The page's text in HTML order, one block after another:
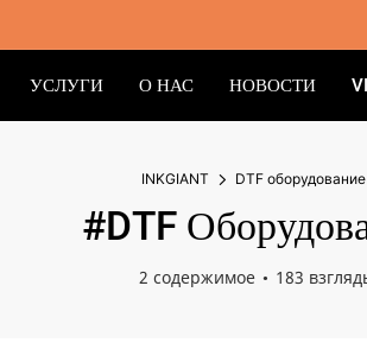
УСЛУГИ О НАС НОВОСТИ
INKGIANT DTF оборудование
#DTF
2 содержимое 183